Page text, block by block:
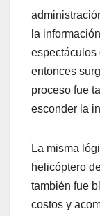
la
espectáculos
entonces
proceso fue
esconder la
La misma
helicóptero
también fue
costos y